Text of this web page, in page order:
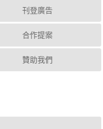
刊登廣告
合作提案
贊助我們